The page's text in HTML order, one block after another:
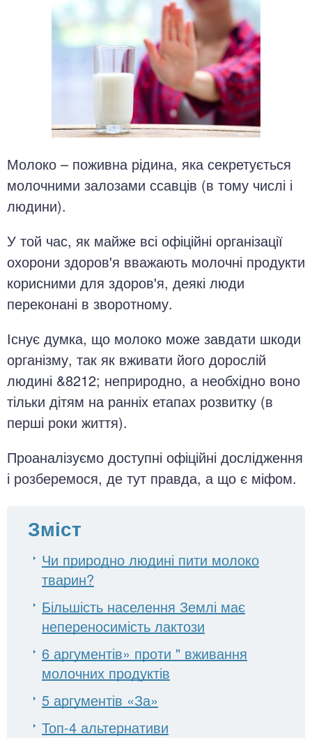
Молоко – поживна рідина, яка секретується
молочними залозами ссавців (в тому числі і
людини).
У той час, як майже всі офіційні організації
охорони здоров'я вважають молочні продукти
корисними для здоров'я, деякі люди
переконані в зворотному.
Існує думка, що молоко може завдати шкоди
організму, так як вживати його дорослій
людині &8212; неприродно, а необхідно воно
тільки дітям на ранніх етапах розвитку (в
перші роки життя).
Проаналізуємо доступні офіційні дослідження
і розберемося, де тут правда, а що є міфом.
Зміст
Чи природно людині пити молоко
тварин?
Більшість населення Землі має
непереносимість лактози
6 аргументів» проти " вживання
молочних продуктів
5 аргументів «За»
Топ-4 альтернативи